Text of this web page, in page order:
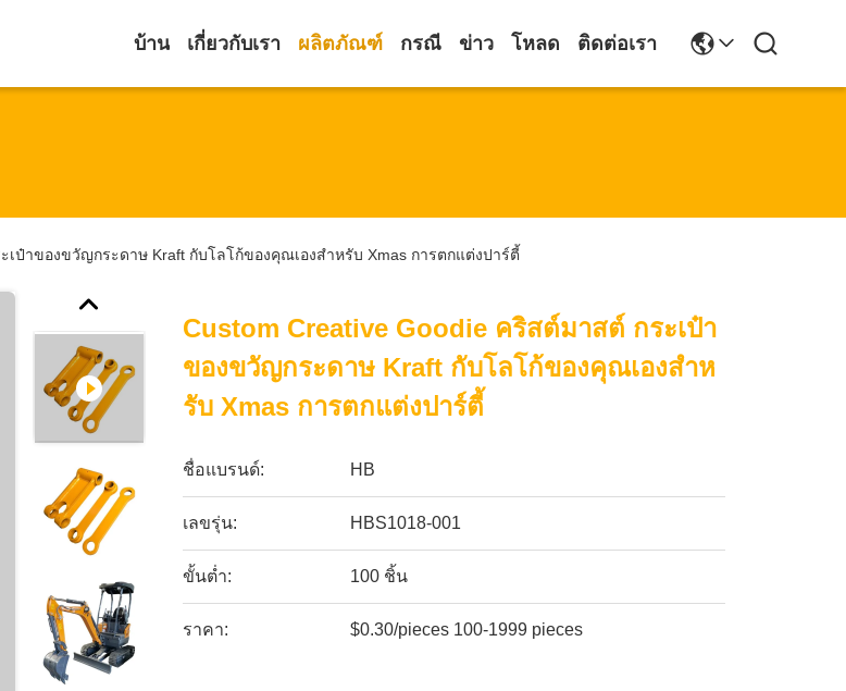
บ้าน เกี่ยวกับเรา ผลิตภัณฑ์ กรณี ข่าว โหลด ติดต่อเรา
เป๋าของขวัญกระดาษ Kraft กับโลโก้ของคุณเองสําหรับ Xmas การตกแต่งปาร์ตี้
Custom Creative Goodie คริสต์มาสต์ กระเป๋า
ของขวัญกระดาษ Kraft กับโลโก้ของคุณเองสําห
รับ Xmas การตกแต่งปาร์ตี้
ชื่อแบรนด์: HB
เลขรุ่น: HBS1018-001
ขั้นต่ำ: 100 ชิ้น
ราคา: $0.30/pieces 100-1999 pieces